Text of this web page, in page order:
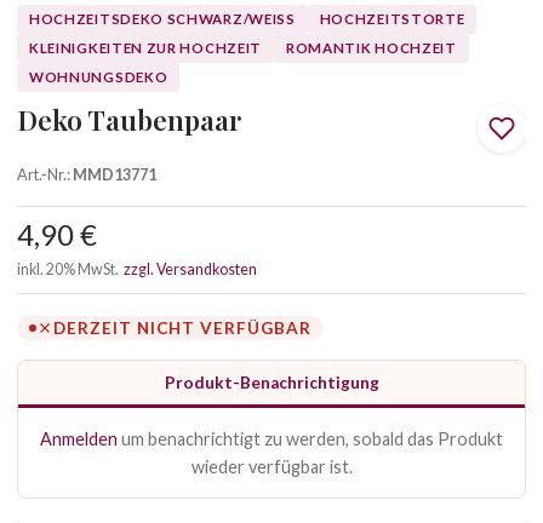
HOCHZEITSDEKO SCHWARZ/WEISS
HOCHZEITSTORTE
KLEINIGKEITEN ZUR HOCHZEIT
ROMANTIK HOCHZEIT
WOHNUNGSDEKO
Deko Taubenpaar
Art.-Nr.:MMD13771
4,90 €
inkl. 20% MwSt. zzgl. Versandkosten
DERZEIT NICHT VERFÜGBAR
Produkt-Benachrichtigung
Anmelden um benachrichtigt zu werden, sobald das Produkt
wieder verfügbar ist.